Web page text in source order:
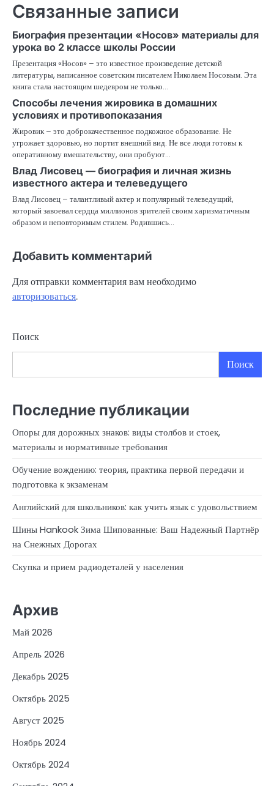
Связанные записи
Биография презентации «Носов» материалы для
урока во 2 классе школы России
Презентация «Носов» – это известное произведение детской
литературы, написанное советским писателем Николаем Носовым. Эта
книга стала настоящим шедевром не только…
Способы лечения жировика в домашних
условиях и противопоказания
Жировик – это доброкачественное подкожное образование. Не
угрожает здоровью, но портит внешний вид. Не все люди готовы к
оперативному вмешательству, они пробуют…
Влад Лисовец — биография и личная жизнь
известного актера и телеведущего
Влад Лисовец – талантливый актер и популярный телеведущий,
который завоевал сердца миллионов зрителей своим харизматичным
образом и неповторимым стилем. Родившись…
Добавить комментарий
Для отправки комментария вам необходимо
авторизоваться.
Поиск
Поиск
Последние публикации
Опоры для дорожных знаков: виды столбов и стоек,
материалы и нормативные требования
Обучение вождению: теория, практика первой передачи и
подготовка к экзаменам
Английский для школьников: как учить язык с удовольствием
Шины Hankook Зима Шипованные: Ваш Надежный Партнёр
на Снежных Дорогах
Скупка и прием радиодеталей у населения
Архив
Май 2026
Апрель 2026
Декабрь 2025
Октябрь 2025
Август 2025
Ноябрь 2024
Октябрь 2024